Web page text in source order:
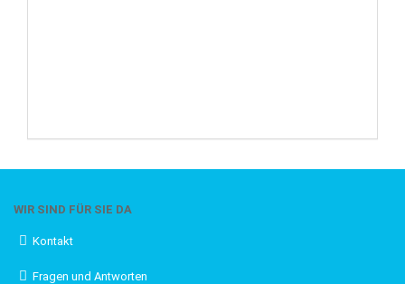
WIR SIND FÜR SIE DA
Kontakt
Fragen und Antworten